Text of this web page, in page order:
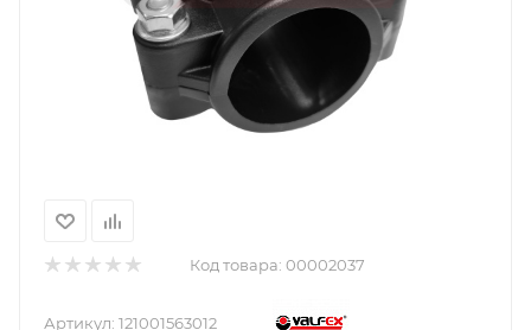
Код товара: 00002037
Артикул: 121001563012